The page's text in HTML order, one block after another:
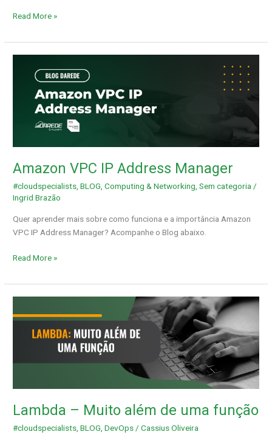
Read More »
Amazon VPC IP Address Manager
#cloudspecialists ,BLOG ,Computing & Networking ,Sem categoria /
Ingrid Brazão
Quer aprender mais sobre como funciona e a importância Amazon
VPC IP Address Manager? Acompanhe o Blog abaixo.
Address
Manager
Read More »
Lambda – Muito além de uma função
#cloudspecialists ,BLOG ,DevOps /Cassius Oliveira
–
Muito